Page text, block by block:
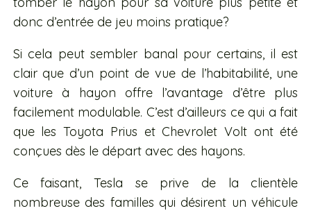
donc d’entrée de jeu moins pratique?
Si cela peut sembler banal pour certains, il est
clair que d’un point de vue de l’habitabilité, une
voiture à hayon offre l’avantage d’être plus
facilement modulable. C’est d’ailleurs ce qui a fait
que les Toyota Prius et Chevrolet Volt ont été
conçues dès le départ avec des hayons.
Ce faisant, Tesla se prive de la clientèle
nombreuse des familles qui désirent un véhicule